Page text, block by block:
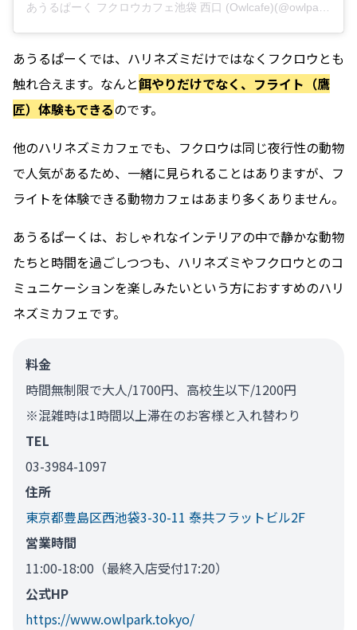
あうるぱーく フクロウカフェ池袋 西口 (Owlcafe)(@owlpark_is_owlcafe_in_tokyo)がシェアした投稿
あうるぱーくでは、ハリネズミだけではなくフクロウとも
触れ合えます。なんと餌やりだけでなく、フライト（鷹
匠）体験もできるのです。
他のハリネズミカフェでも、フクロウは同じ夜行性の動物
で人気があるため、一緒に見られることはありますが、フ
ライトを体験できる動物カフェはあまり多くありません。
あうるぱーくは、おしゃれなインテリアの中で静かな動物
たちと時間を過ごしつつも、ハリネズミやフクロウとのコ
ミュニケーションを楽しみたいという方におすすめのハリ
ネズミカフェです。
料金
時間無制限で大人/1700円、高校生以下/1200円
※混雑時は1時間以上滞在のお客様と入れ替わり
TEL
03-3984-1097
住所
東京都豊島区西池袋3-30-11 泰共フラットビル2F
営業時間
11:00-18:00（最終入店受付17:20）
公式HP
https://www.owlpark.tokyo/